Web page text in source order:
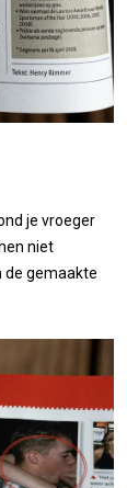
je vroeger
niet
de gemaakte